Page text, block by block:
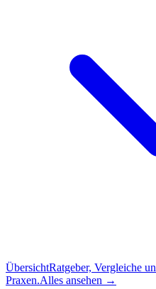
ÜbersichtRatgeber, Vergleiche
Praxen.Alles ansehen →